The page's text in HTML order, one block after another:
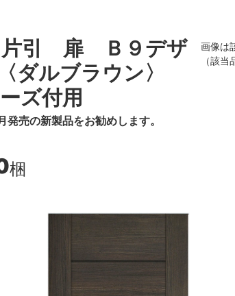
片引 扉 Ｂ９デザ
ダルブラウン〉
ズ付用
売の新製品をお勧めします。
梱
画像は
（該